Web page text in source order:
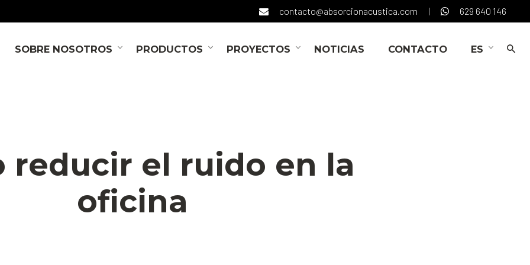
contacto@absorcionacustica.com | 629 640 146
SOBRE NOSOTROS PRODUCTOS PROYECTOS NOTICIAS CONTACTO ES
reducir el ruido en la
oficina